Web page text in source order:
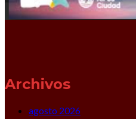
Archivos
agosto 2026